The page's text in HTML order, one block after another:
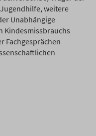
weitere
Unabhängige
Kindesmissbrauchs
Fachgesprächen